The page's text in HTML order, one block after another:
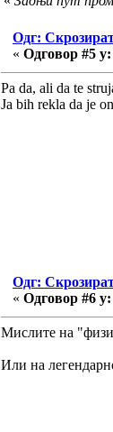
Одг:
« Одговор #5 у:
Pa da, ali da te
Ja bih rekla da je
Одг:
« Одговор #6 у:
Мислите на
Или на